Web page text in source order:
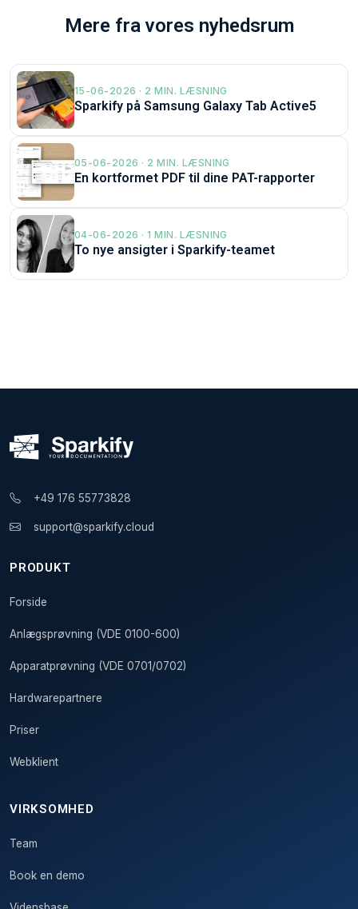
Mere fra vores nyhedsrum
15-06-2026 · 2 MIN. LÆSNING
Sparkify på Samsung Galaxy Tab Active5
05-06-2026 · 2 MIN. LÆSNING
En kortformet PDF til dine PAT-rapporter
04-06-2026 · 1 MIN. LÆSNING
To nye ansigter i Sparkify-teamet
+49 176 55773828
support@sparkify.cloud
PRODUKT
Forside
Anlægsprøvning (VDE 0100-600)
Apparatprøvning (VDE 0701/0702)
Hardwarepartnere
Priser
Webklient
VIRKSOMHED
Team
Book en demo